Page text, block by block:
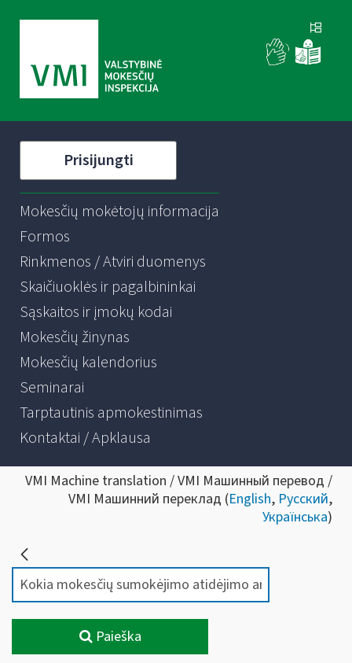
Prisijungti
Mokesčių mokėtojų informacija
Formos
Rinkmenos / Atviri duomenys
Skaičiuoklės ir pagalbininkai
Sąskaitos ir įmokų kodai
Mokesčių žinynas
Mokesčių kalendorius
Seminarai
Tarptautinis apmokestinimas
Kontaktai / Apklausa
VMI Machine translation / VMI Машинный перевод /
VMI Машинний переклад (English, Русский,
Українська)
Paieška